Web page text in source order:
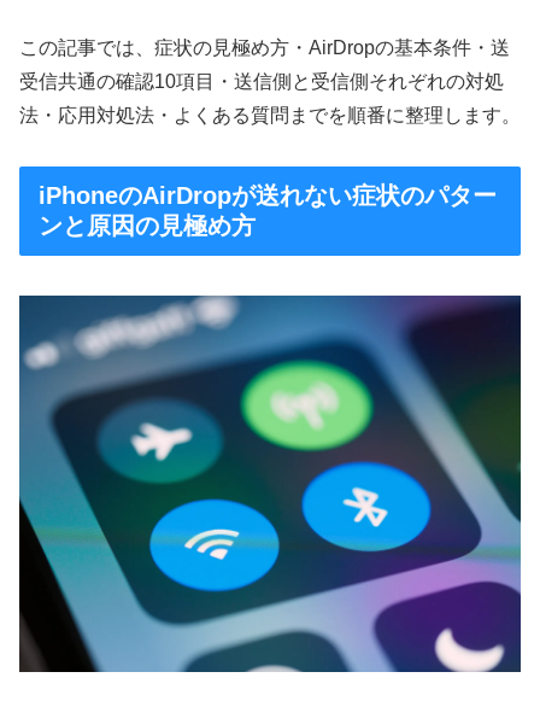
この記事では、症状の見極め方・AirDropの基本条件・送
受信共通の確認10項目・送信側と受信側それぞれの対処
法・応用対処法・よくある質問までを順番に整理します。
iPhoneのAirDropが送れない症状のパター
ンと原因の見極め方